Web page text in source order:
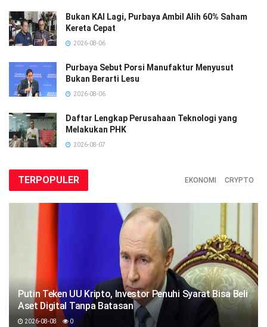
Bukan KAI Lagi, Purbaya Ambil Alih 60% Saham
Kereta Cepat
2026-08-06
Purbaya Sebut Porsi Manufaktur Menyusut
Bukan Berarti Lesu
2026-08-06
Daftar Lengkap Perusahaan Teknologi yang
Melakukan PHK
2026-08-07
TERPOPULER EKONOMI CRYPTO
Putin Teken UU Kripto, Investor Penuhi Syarat Bisa Beli
Aset Digital Tanpa Batasan
2026-08-08 0